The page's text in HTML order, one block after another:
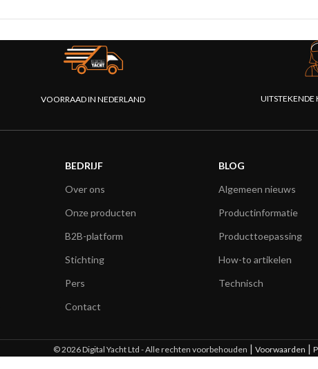
VOORRAAD IN NEDERLAND UITSTEKENDE
BEDRIJF
Over ons
Onze producten
B2B-platform
Stichting
Pers
Contact
BLOG
Algemeen nieuws
Productinformatie
Producttoepassing
How-to artikelen
Technisch
© 2026 Digital Yacht Ltd - Alle rechten voorbehouden | Voorwaarden |